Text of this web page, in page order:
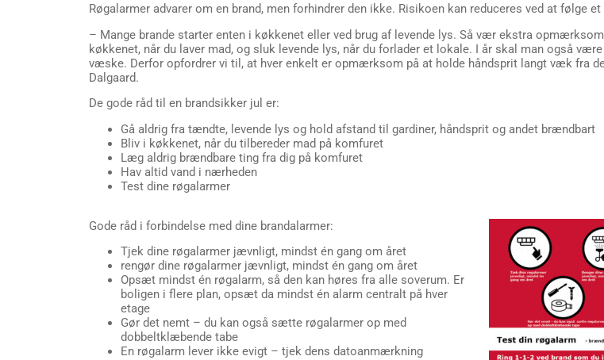
Røgalarmer advarer om en brand, men forhindrer den ikke. Risikoen kan reduceres ved at følge et
– Mange brande starter enten i køkkenet eller ved brug af levende lys. Så vær ekstra
køkkenet, når du laver mad, og sluk levende lys, når du forlader et lokale. I år skal man også
væske. Derfor opfordrer vi til, at hver enkelt er opmærksom på at holde håndsprit langt væk fra
Dalgaard.
De gode råd til en brandsikker jul er:
Gå aldrig fra tændte, levende lys og hold afstand til gardiner, håndsprit og andet brændbart
Bliv i køkkenet, når du tilbereder mad på komfuret
Læg aldrig brændbare ting fra dig på komfuret
Hav altid vand i nærheden
Test dine røgalarmer
Gode råd i forbindelse med dine brandalarmer:
Tjek dine røgalarmer jævnligt, mindst én gang om året
rengør dine røgalarmer jævnligt, mindst én gang om året
Opsæt mindst én røgalarm, så den kan høres fra alle soverum. Er
boligen i flere plan, opsæt da mindst én alarm centralt på hver
etage
Gør det nemt – du kan også sætte røgalarmer op med
dobbeltklæbende tabe
En røgalarm lever ikke evigt – tjek dens datoanmærkning